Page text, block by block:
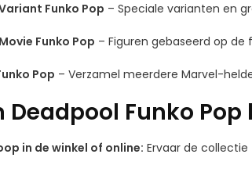
Funko Pop – Speciale varianten en
Funko Pop – Figuren gebaseerd op de
Pop – Verzamel meerdere Marvel-
Deadpool Funko
in de winkel of online: Ervaar de